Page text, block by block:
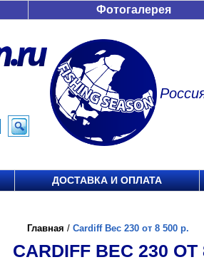
Фотогалерея
ДОСТАВКА И ОПЛАТА
Главная / Cardiff Вес 230 от 8 500 р.
CARDIFF ВЕС 230 ОТ